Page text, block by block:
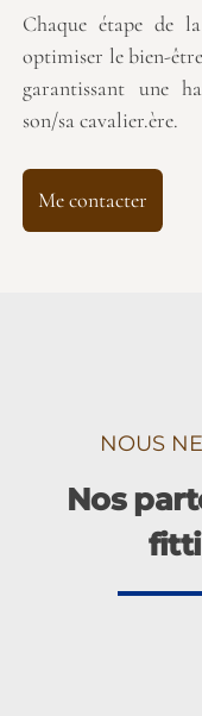
Chaque étape de
optimiser le bien-
garantissant une
son/sa cavalier.ère.
Me contacter
NOUS
Nos